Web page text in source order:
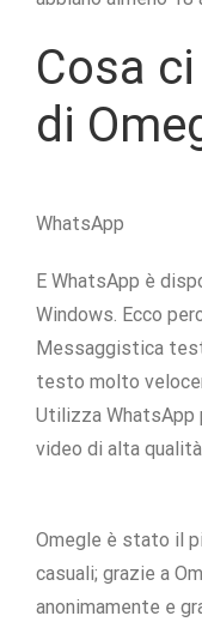
Cosa
di
WhatsApp
E WhatsApp è
Windows. Ecco
Messaggistica
testo molto
Utilizza
video di alta
Omegle è stato il
casuali; grazie a
anonimamente e